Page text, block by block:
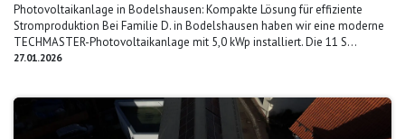
Photovoltaikanlage in Bodelshausen: Kompakte Lösung für effiziente
Stromproduktion Bei Familie D. in Bodelshausen haben wir eine moderne
TECHMASTER-Photovoltaikanlage mit 5,0 kWp installiert. Die 11 S...
27.01.2026